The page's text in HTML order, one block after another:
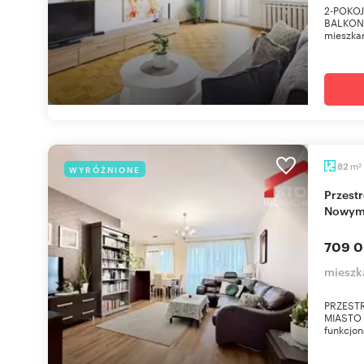
2-
WYRÓŻNIONE 82 m2
Przestronne 4-pokojowe mieszkanie z tarasem w
709